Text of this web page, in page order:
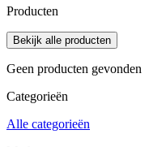
Producten
Geen producten gevonden
Categorieën
Alle categorieën